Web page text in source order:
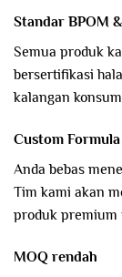
Standar BPOM
Semua produk
bersertifikasi
kalangan
Custom
Anda bebas
Tim kami akan
produk premium
MOQ rendah